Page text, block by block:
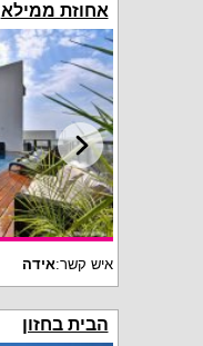
אחוזת ממילא
איש קשר:אידה
הבית בחזון